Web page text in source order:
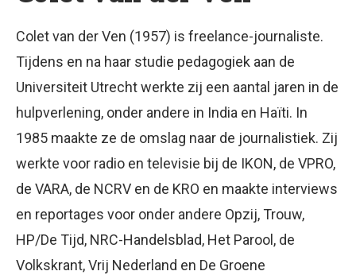
Colet van der Ven (1957) is freelance-journaliste.
Tijdens en na haar studie pedagogiek aan de
Universiteit Utrecht werkte zij een aantal jaren in de
hulpverlening, onder andere in India en Haïti. In
1985 maakte ze de omslag naar de journalistiek. Zij
werkte voor radio en televisie bij de IKON, de VPRO,
de VARA, de NCRV en de KRO en maakte interviews
en reportages voor onder andere Opzij, Trouw,
HP/De Tijd, NRC-Handelsblad, Het Parool, de
Volkskrant, Vrij Nederland en De Groene